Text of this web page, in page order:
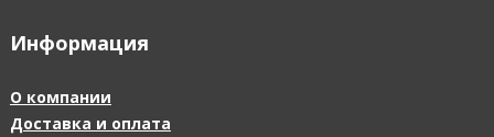
Информация
О компании
Доставка и оплата